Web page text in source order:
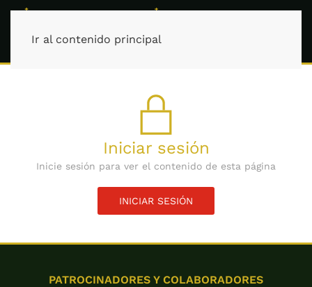
Ir al contenido principal
Iniciar sesión
Inicie sesión para ver el contenido de esta página
INICIAR SESIÓN
PATROCINADORES Y COLABORADORES